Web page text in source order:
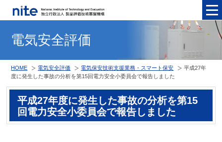
電気安全評価
HOME 電気安全評価 電気保安技術支援業務・スマート保安
平成27年
度に発生した事故の分析を第15回電力安全小委員会で報告しました
平成27年度に発生した事故の分析を第15
回電力安全小委員会で報告しました